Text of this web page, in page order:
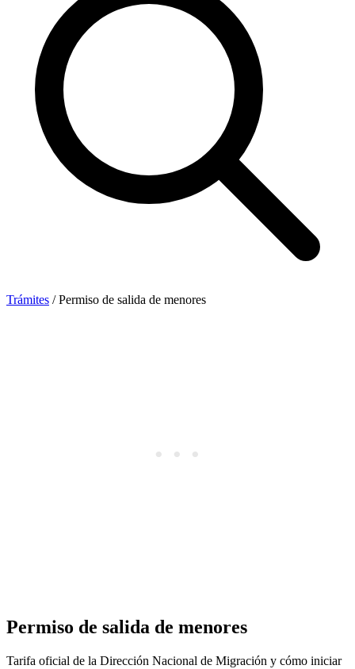
Trámites / Permiso de salida de menores
Permiso de salida de menores
Tarifa oficial de la Dirección Nacional de Migración y cómo iniciar